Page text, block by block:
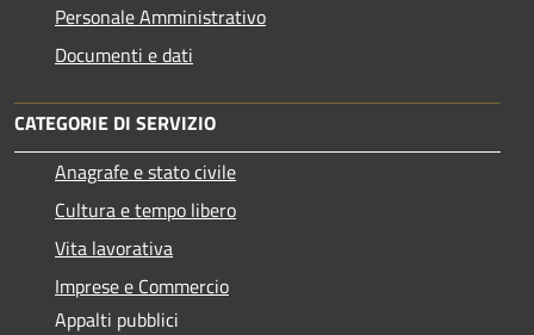
Personale Amministrativo
Documenti e dati
CATEGORIE DI SERVIZIO
Anagrafe e stato civile
Cultura e tempo libero
Vita lavorativa
Imprese e Commercio
Appalti pubblici